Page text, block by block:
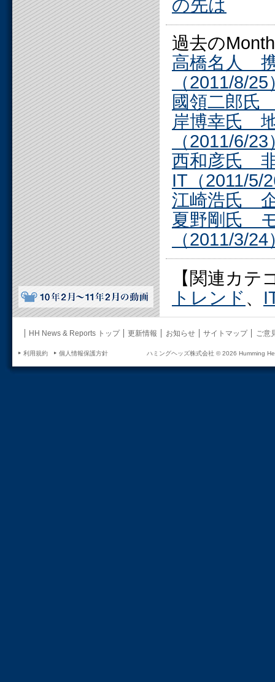
の先は
過去の
高橋名人
（2011/8/25
國領二郎氏
岸博幸氏
（2011/6/23
西和彦氏
IT（2011/5/
江崎浩氏
夏野剛氏
（2011/3/24
【関連カテ
トレンド 、
HH News & Reports トップ 更新情報 お知らせ サイトマップ ご意
利用規約 個人情報保護方針 ハミングヘッズ株式会社 ©2026 Humming